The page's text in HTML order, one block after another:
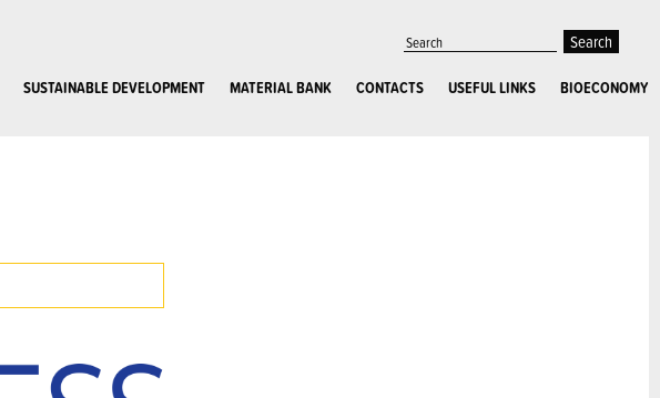
SUSTAINABLE DEVELOPMENT MATERIAL BANK CONTACTS USEFUL LINKS BIOECONOMY